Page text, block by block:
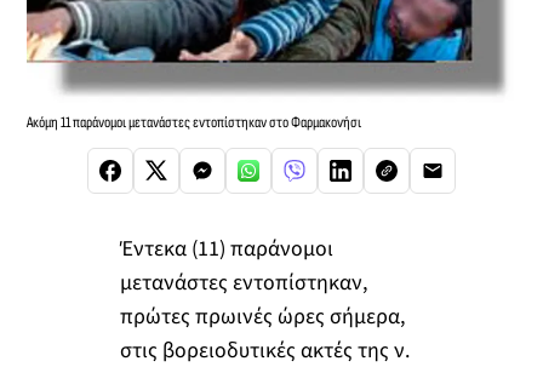
Ακόμη 11 παράνομοι μετανάστες εντοπίστηκαν στο Φαρμακονήσι
Έντεκα (11) παράνομοι
μετανάστες εντοπίστηκαν,
πρώτες πρωινές ώρες σήμερα,
στις βορειοδυτικές ακτές της ν.